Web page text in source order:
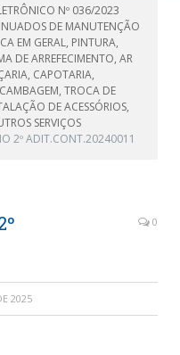
Nº 036/2023
DE MANUTENÇÃO
EM GERAL, PINTURA,
DE ARREFECIMENTO, AR
CAPOTARIA,
TROCA DE
DE ACESSÓRIOS,
SERVIÇOS
2º ADIT.CONT.20240011
0
2025